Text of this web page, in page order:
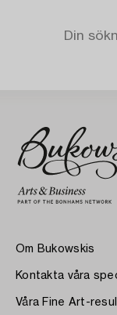
Din
Om Bukowskis
Kontakta våra
Våra Fine Art-